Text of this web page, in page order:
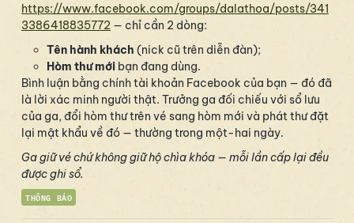
https://www.facebook.com/groups/dalathoa/posts/341
3386418835772 — chỉ cần 2 dòng:
Tên hành khách (nick cũ trên diễn đàn);
Hòm thư mới bạn đang dùng.
Bình luận bằng chính tài khoản Facebook của bạn — đó đã
là lời xác minh người thật. Trưởng ga đối chiếu với sổ lưu
của ga, đổi hòm thư trên vé sang hòm mới và phát thư đặt
lại mật khẩu về đó — thường trong một-hai ngày.
Ga giữ vé chứ không giữ hộ chìa khóa — mỗi lần cấp lại đều
được ghi sổ.
THÔNG BÁO